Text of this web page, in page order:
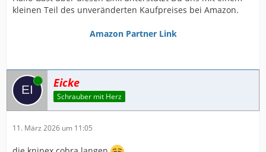
kleinen Teil des unveränderten Kaufpreises bei Amazon.
Amazon Partner Link
Online Eicke
Schrauber mit Herz
11. März 2026 um 11:05